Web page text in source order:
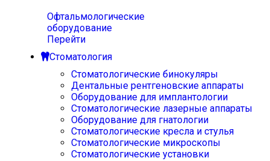
Офтальмологические
оборудование
Перейти
Стоматология
Стоматологические бинокуляры
Дентальные рентгеновские аппараты
Оборудование для имплантологии
Стоматологические лазерные аппараты
Оборудование для гнатологии
Стоматологические кресла и стулья
Стоматологические микроскопы
Стоматологические установки